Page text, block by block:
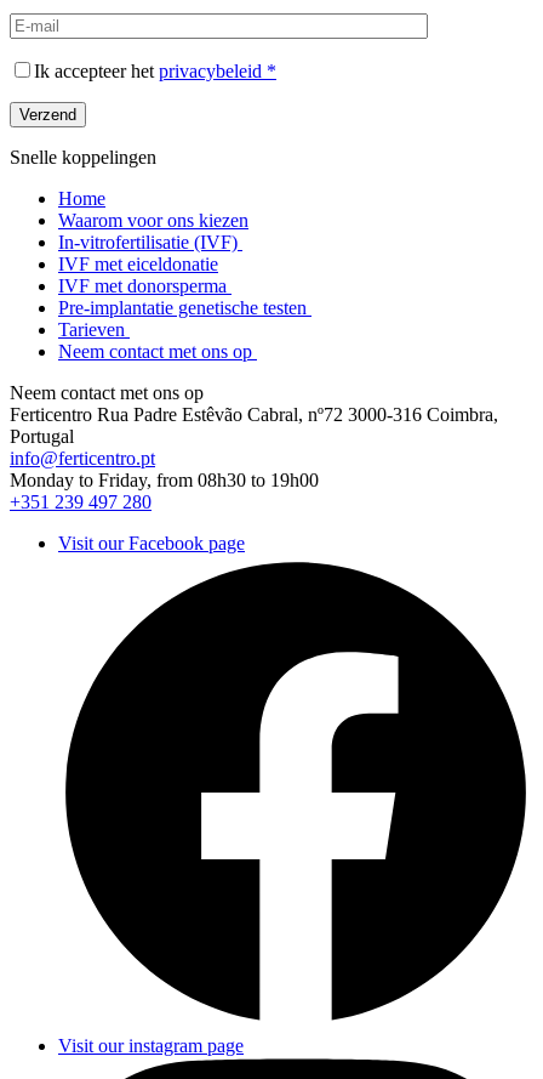
Ik accepteer het privacybeleid *
Snelle koppelingen
Home
Waarom voor ons kiezen
In-vitrofertilisatie (IVF)
IVF met eiceldonatie
IVF met donorsperma
Pre-implantatie genetische testen
Tarieven
Neem contact met ons op
Neem contact met ons op
Ferticentro Rua Padre Estêvão Cabral, nº72 3000-316 Coimbra,
Portugal
info@ferticentro.pt
Monday to Friday, from 08h30 to 19h00
+351 239 497 280
Visit our Facebook page
Visit our instagram page